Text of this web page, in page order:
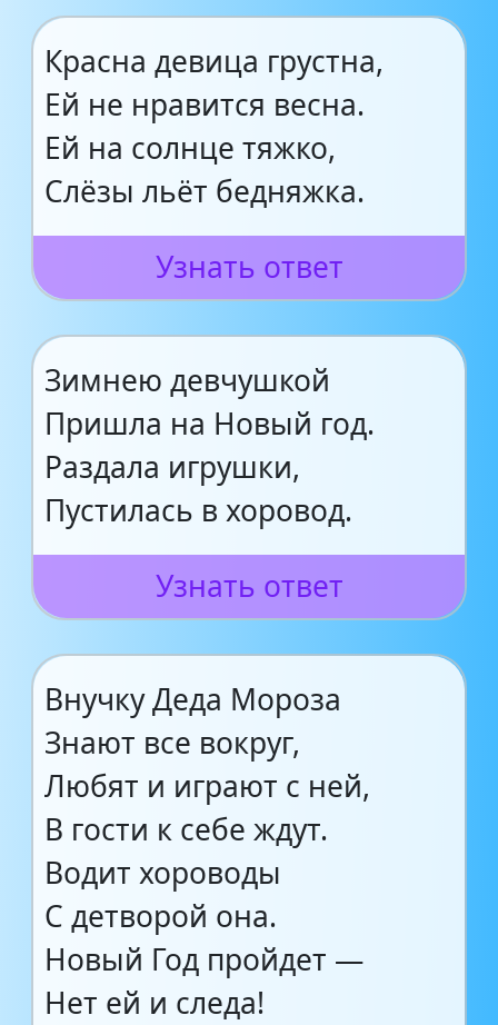
Красна девица грустна,
Ей не нравится весна.
Ей на солнце тяжко,
Слёзы льёт бедняжка.
Узнать ответ
Зимнею девчушкой
Пришла на Новый год.
Раздала игрушки,
Пустилась в хоровод.
Узнать ответ
Внучку Деда Мороза
Знают все вокруг,
Любят и играют с ней,
В гости к себе ждут.
Водит хороводы
С детворой она.
Новый Год пройдет —
Нет ей и следа!